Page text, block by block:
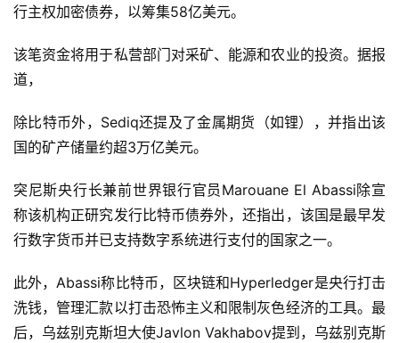
行主权加密债券，以筹集58亿美元。
该笔资金将用于私营部门对采矿、能源和农业的投资。据报
道，
除比特币外，Sediq还提及了金属期货（如锂），并指出该
国的矿产储量约超3万亿美元。
突尼斯央行长兼前世界银行官员Marouane El Abassi除宣
称该机构正研究发行比特币债券外，还指出，该国是最早发
行数字货币并已支持数字系统进行支付的国家之一。
此外，Abassi称比特币，区块链和Hyperledger是央行打击
洗钱，管理汇款以打击恐怖主义和限制灰色经济的工具。最
后，乌兹别克斯坦大使Javlon Vakhabov提到，乌兹别克斯